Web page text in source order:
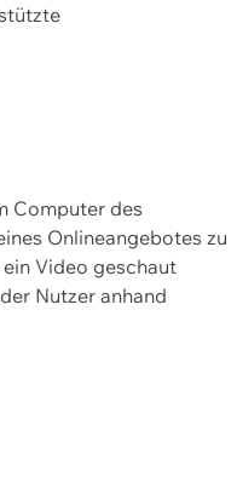
Computer des
Onlineangebotes zu
Video geschaut
Nutzer anhand